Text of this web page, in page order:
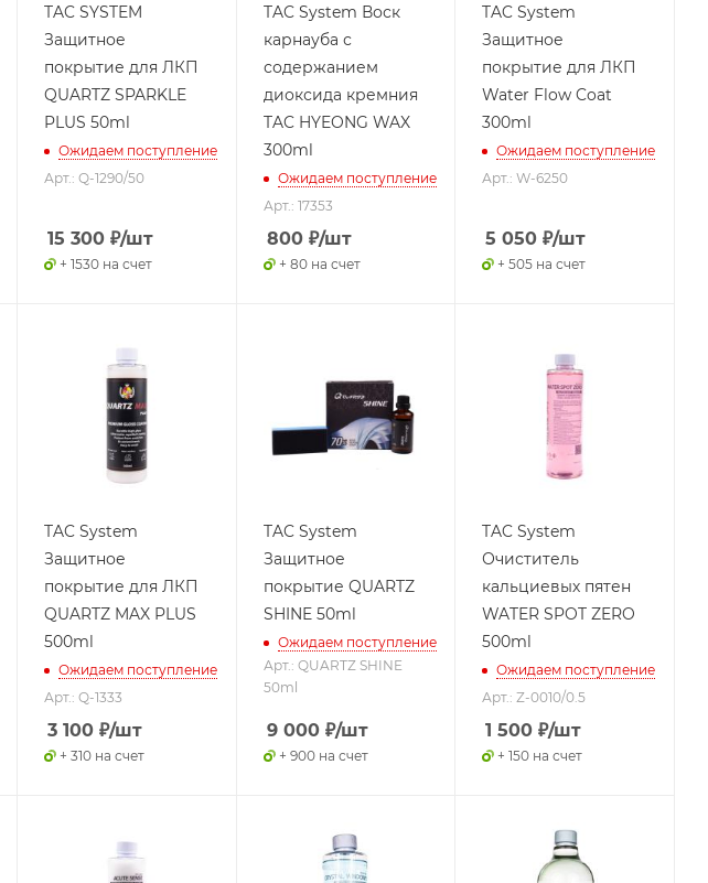
TAC SYSTEM
Защитное
покрытие для ЛКП
QUARTZ SPARKLE
PLUS 50ml
Ожидаем поступление
Арт.: Q-1290/50
15 300 ₽/шт
+ 1530 на счет
TAC System Воск
карнауба с
содержанием
диоксида кремния
TAC HYEONG WAX
300ml
Ожидаем поступление
Арт.: 17353
800₽/шт
+ 80 на счет
TAC System
Защитное
покрытие для ЛКП
Water Flow Coat
300ml
Ожидаем поступление
Арт.: W-6250
5 050 ₽/шт
+ 505 на счет
TAC System
Защитное
покрытие для ЛКП
QUARTZ MAX PLUS
500ml
Ожидаем поступление
Арт.: Q-1333
3 100 ₽/шт
+ 310 на счет
TAC System
Защитное
покрытие QUARTZ
SHINE 50ml
Ожидаем поступление
Арт.: QUARTZ SHINE
50ml
9 000₽/шт
+ 900 на счет
TAC System
Очиститель
кальциевых пятен
WATER SPOT ZERO
500ml
Ожидаем поступление
Арт.: Z-0010/0.5
1 500 ₽/шт
+ 150 на счет